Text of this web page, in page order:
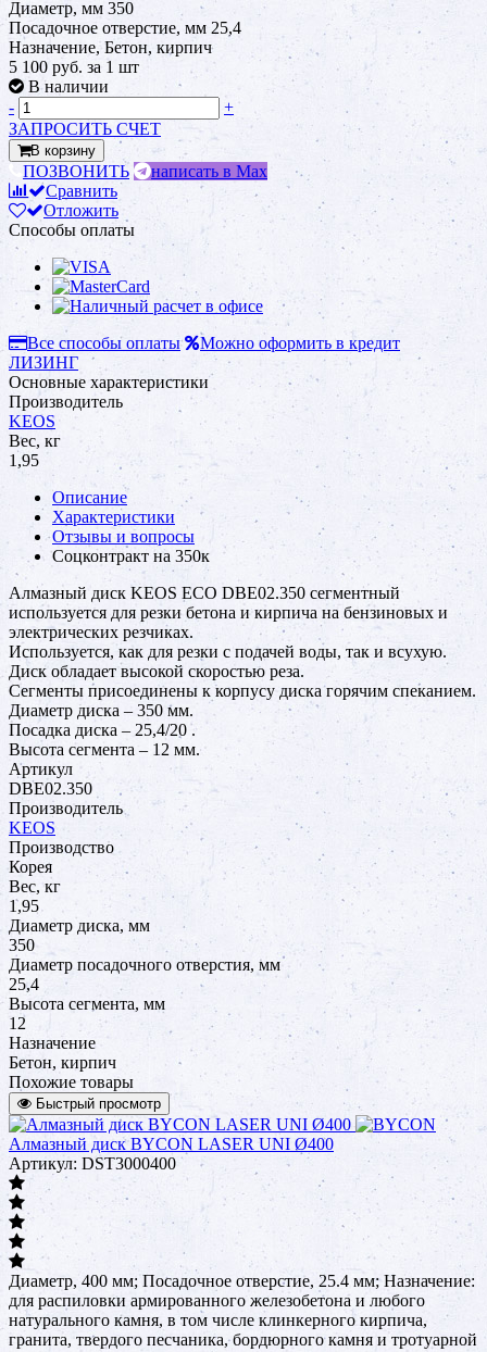
Диаметр, мм 350
Посадочное отверстие, мм 25,4
Назначение, Бетон, кирпич
5 100 руб. за 1 шт
В наличии
-
+
ЗАПРОСИТЬ СЧЕТ
В корзину
ПОЗВОНИТЬ
написать в Max
Сравнить
Отложить
Способы оплаты
Все способы оплаты
Можно оформить в кредит
ЛИЗИНГ
Основные характеристики
Производитель
KEOS
Вес, кг
1,95
Описание
Характеристики
Отзывы и вопросы
Соцконтракт на 350к
Алмазный диск KEOS ECO DBE02.350 сегментный
используется для резки бетона и кирпича на бензиновых и
электрических резчиках.
Используется, как для резки с подачей воды, так и всухую.
Диск обладает высокой скоростью реза.
Сегменты присоединены к корпусу диска горячим спеканием.
Диаметр диска – 350 мм.
Посадка диска – 25,4/20 .
Высота сегмента – 12 мм.
Артикул
DBE02.350
Производитель
KEOS
Производство
Корея
Вес, кг
1,95
Диаметр диска, мм
350
Диаметр посадочного отверстия, мм
25,4
Высота сегмента, мм
12
Назначение
Бетон, кирпич
Похожие товары
Быстрый просмотр
Алмазный диск BYCON LASER UNI Ø400
Артикул: DST3000400
Диаметр, 400 мм; Посадочное отверстие, 25.4 мм; Назначение:
для распиловки армированного железобетона и любого
натурального камня, в том числе клинкерного кирпича,
гранита, твердого песчаника, бордюрного камня и тротуарной